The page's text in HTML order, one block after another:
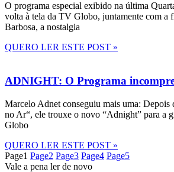
O programa especial exibido na última
volta à tela da TV Globo, juntamente com a
Barbosa, a nostalgia
QUERO LER ESTE POST »
ADNIGHT: O Programa
Marcelo Adnet conseguiu mais uma: Depois
no Ar“, ele trouxe o novo “Adnight” para a
Globo
QUERO LER ESTE POST »
Page1 Page2 Page3 Page4 Page5
Vale a pena ler de novo